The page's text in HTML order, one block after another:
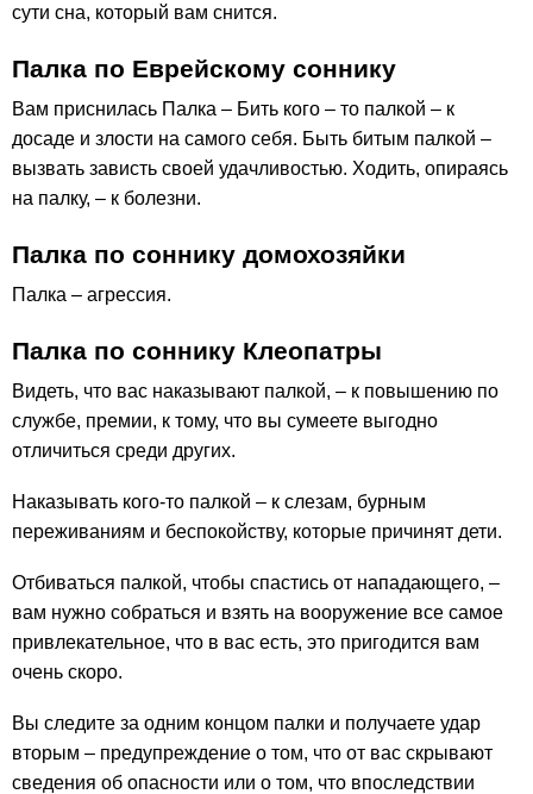
сути сна, который вам снится.
Палка по Еврейскому соннику
Вам приснилась Палка – Бить кого – то палкой – к
досаде и злости на самого себя. Быть битым палкой –
вызвать зависть своей удачливостью. Ходить, опираясь
на палку, – к болезни.
Палка по соннику домохозяйки
Палка – агрессия.
Палка по соннику Клеопатры
Видеть, что вас наказывают палкой, – к повышению по
службе, премии, к тому, что вы сумеете выгодно
отличиться среди других.
Наказывать кого-то палкой – к слезам, бурным
переживаниям и беспокойству, которые причинят дети.
Отбиваться палкой, чтобы спастись от нападающего, –
вам нужно собраться и взять на вооружение все самое
привлекательное, что в вас есть, это пригодится вам
очень скоро.
Вы следите за одним концом палки и получаете удар
вторым – предупреждение о том, что от вас скрывают
сведения об опасности или о том, что впоследствии